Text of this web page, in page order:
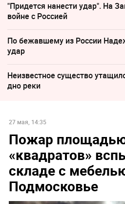
"Придется нанести удар". На
войне с Россией
По бежавшему из России
удар
Неизвестное существо
дно реки
27 мая, 14:35
Пожар
«квадратов»
складе с
Подмосковье